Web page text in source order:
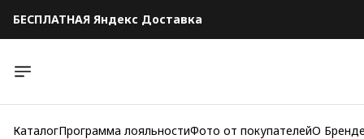
БЕСПЛАТНАЯ Яндекс Доставка
КаталогПрограмма лояльностиФото от покупателейО